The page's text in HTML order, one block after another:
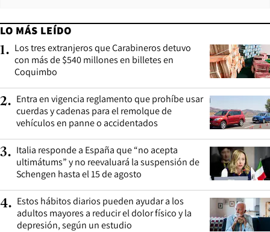
LO MÁS LEÍDO
1. Los tres extranjeros que Carabineros detuvo
con más de $540 millones en billetes en
Coquimbo
2. Entra en vigencia reglamento que prohíbe usar
cuerdas y cadenas para el remolque de
vehículos en panne o accidentados
3. Italia responde a España que “no acepta
ultimátums” y no reevaluará la suspensión de
Schengen hasta el 15 de agosto
4. Estos hábitos diarios pueden ayudar a los
adultos mayores a reducir el dolor físico y la
depresión, según un estudio